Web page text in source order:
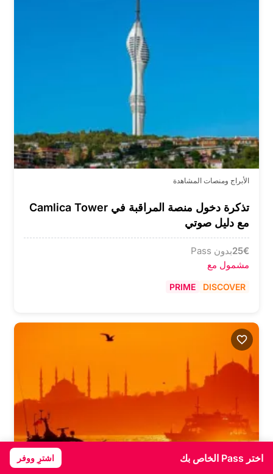
الأبراج ومنصات المشاهدة
تذكرة دخول منصة المراقبة في Camlica Tower
مع دليل صوتي
€
25بدون Pass
مشمول مع
DISCOVER
PRIME
اختر Pass الخاص بك اشترِ ووفر